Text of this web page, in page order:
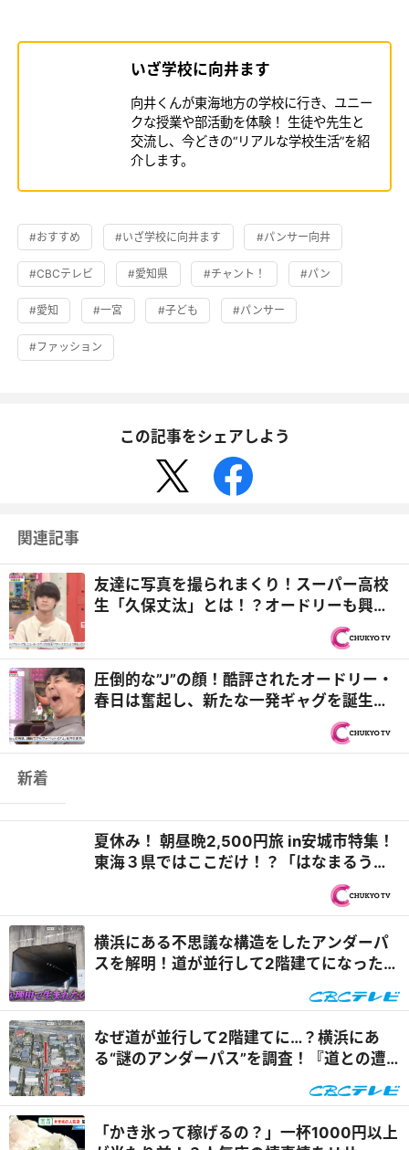
いざ学校に向井ます
向井くんが東海地方の学校に行き、ユニー
クな授業や部活動を体験！ 生徒や先生と
交流し、今どきの“リアルな学校生活”を紹
介します。
#おすすめ #いざ学校に向井ます #パンサー向井
#CBCテレビ #愛知県 #チャント！ #パン
#愛知 #一宮 #子ども #パンサー
#ファッション
この記事をシェアしよう
関連記事
友達に写真を撮られまくり！スーパー高校
生「久保丈汰」とは！？オードリーも興味
圧倒的な”J”の顔！酷評されたオードリー・
春日は奮起し、新たな一発ギャグを誕生さ
新着
夏休み！ 朝昼晩2,500円旅 in安城市特集！
東海３県ではここだけ！？「はなまるうど
横浜にある不思議な構造をしたアンダーパ
スを解明！道が並行して2階建てになったワ
なぜ道が並行して2階建てに…？横浜にあ
る“謎のアンダーパス”を調査！『道との遭
「かき氷って稼げるの？」一杯1000円以上